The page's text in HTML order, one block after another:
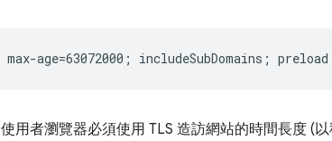
用者瀏覽器必須使用 TLS 造訪網站的時間長度 (